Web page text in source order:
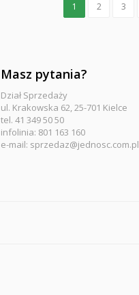
1 2 3
Masz pytania?
Dział Sprzedaży
ul. Krakowska 62, 25-701 Kielce
tel. 41 349 50 50
infolinia: 801 163 160
e-mail: sprzedaz@jednosc.com.pl